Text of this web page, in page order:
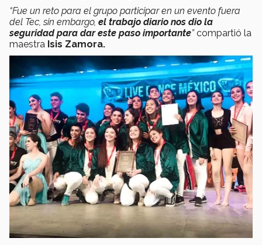
“Fue un reto para el grupo participar en un evento fuera
del Tec, sin embargo, el trabajo diario nos dio la
seguridad para dar este paso importante”compartió la
maestra Isis Zamora.